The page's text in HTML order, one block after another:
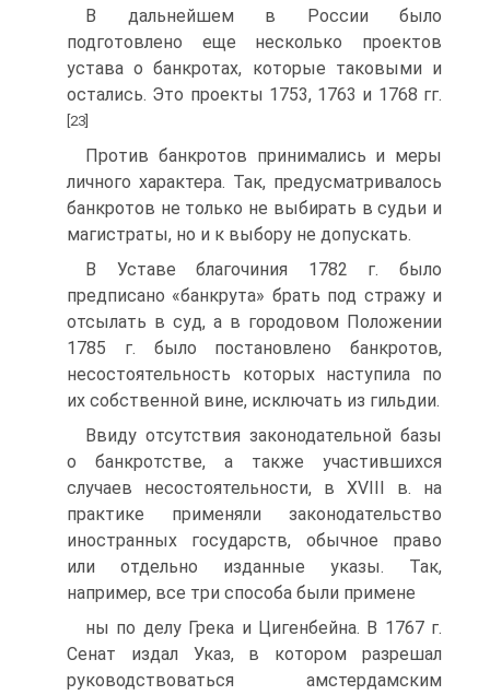
В дальнейшем в России было
подготовлено еще несколько проек­тов
устава о банкротах, которые таковыми и
остались. Это проекты 1753, 1763 и 1768 гг.
[23]
Против банкротов принимались и меры
личного характера. Так, предусматривалось
банкротов не только не выбирать в судьи и
магист­раты, но и к выбору не допускать.
В Уставе благочиния 1782 г. было
предписано «банкрута» брать под стражу и
отсылать в суд, а в городовом Положении
1785 г. было по­становлено банкротов,
несостоятельность которых наступила по
их соб­ственной вине, исключать из гильдии.
Ввиду отсутствия законодательной базы
о банкротстве, а также участившихся
случаев несостоятельности, в XVIII в. на
практике приме­няли законодательство
иностранных государств, обычное право
или от­дельно изданные указы. Так,
например, все три способа были примене­
ны по делу Грека и Цигенбейна. В 1767 г.
Сенат издал Указ, в котором разрешал
руководствоваться амстердамским